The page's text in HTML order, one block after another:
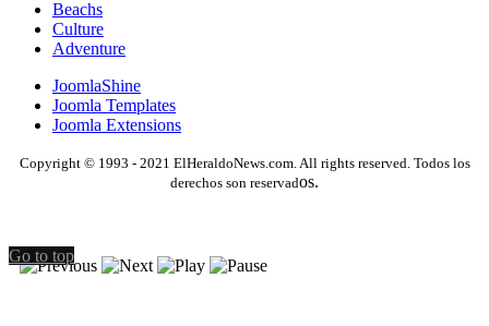
Beachs
Culture
Adventure
JoomlaShine
Joomla Templates
Joomla Extensions
Copyright © 1993 - 2021 ElHeraldoNews.com. All rights reserved. Todos los
derechos son reservados.
Go to top